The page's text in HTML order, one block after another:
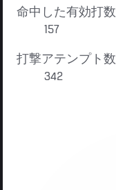
命中した有効打数
157
打撃アテンプト数
342